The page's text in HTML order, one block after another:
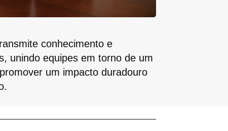
conhecimento e
unindo equipes em torno de um
um impacto duradouro